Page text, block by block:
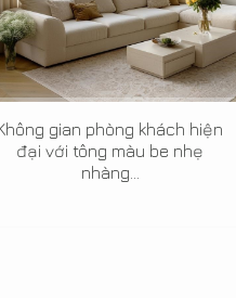
gian phòng khách hiện
đại với tông màu be nhẹ
nhàng...